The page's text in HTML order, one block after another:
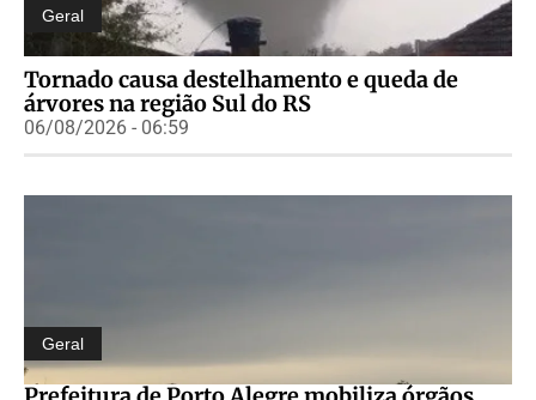
Geral
Tornado causa destelhamento e queda de
árvores na região Sul do RS
06/08/2026 - 06:59
Geral